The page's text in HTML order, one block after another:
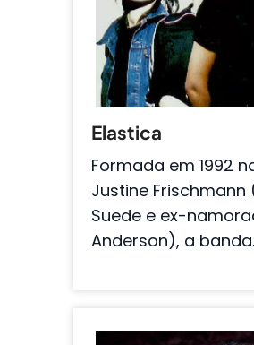
Elastica
Formada em 1992
Justine
Suede e ex-
Anderson), a